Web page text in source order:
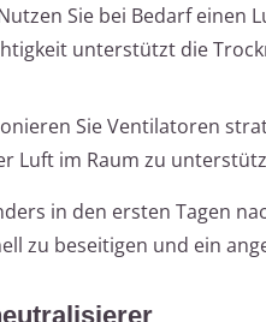
Sie bei Bedarf einen
unterstützt die
Sie Ventilatoren
Luft im Raum zu
in den ersten Tagen
zu beseitigen und ein